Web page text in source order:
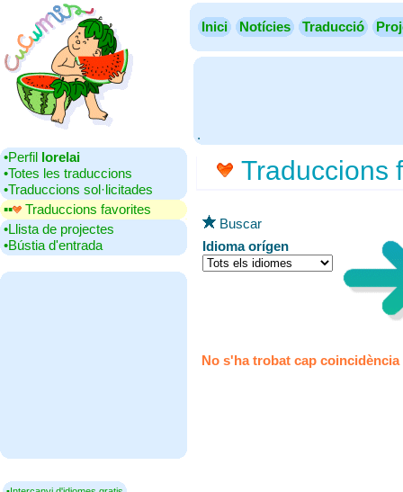
Inici Notícies Traducció
.
•‎Perfil lorelai
•‎Totes les traduccions
•‎Traduccions sol·licitades
▪▪‎
Traduccions favorites
•‎Llista de projectes
•‎Bústia d'entrada
Traduccions
Buscar
Idioma orígen
No s'ha trobat cap coincidència